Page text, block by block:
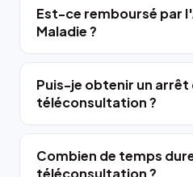
Est-ce remboursé par
Maladie ?
Puis-je obtenir un arrêt
téléconsultation ?
Combien de temps
téléconsultation ?